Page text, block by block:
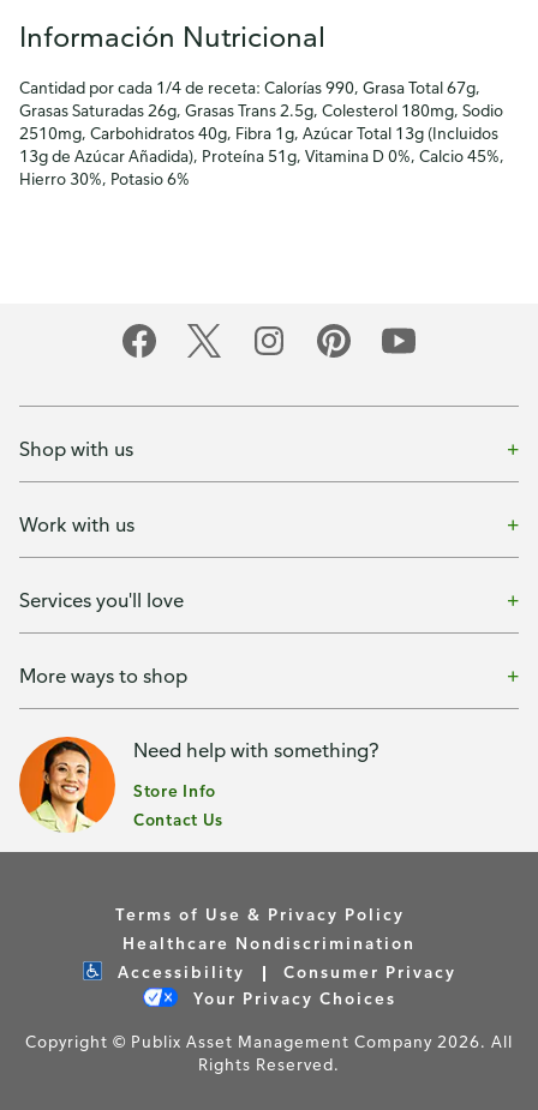
Información Nutricional
Cantidad por cada 1/4 de receta: Calorías 990, Grasa Total 67g,
Grasas Saturadas 26g, Grasas Trans 2.5g, Colesterol 180mg, Sodio
2510mg, Carbohidratos 40g, Fibra 1g, Azúcar Total 13g (Incluidos
13g de Azúcar Añadida), Proteína 51g, Vitamina D 0%, Calcio 45%,
Hierro 30%, Potasio 6%
Shop with us
Work with us
Services you'll love
More ways to shop
Need help with something?
Store Info
Contact Us
Terms of Use & Privacy Policy
Healthcare Nondiscrimination
Accessibility
Consumer Privacy
Your Privacy Choices
Copyright © Publix Asset Management Company 2026. All
Rights Reserved.